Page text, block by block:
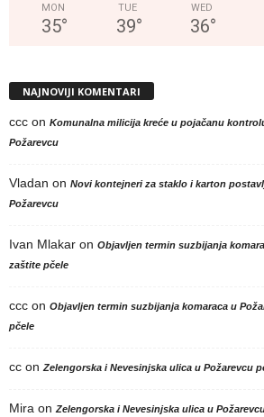
MON
35°
TUE
39°
WED
36°
NAJNOVIJI KOMENTARI
ccc on Komunalna milicija kreće u pojačanu
Požarevcu
Vladan on Novi kontejneri za staklo i karton
Požarevcu
Ivan Mlakar on Objavljen termin suzbijanja
zaštite pčele
ccc on Objavljen termin suzbijanja komaraca u
pčele
cc onZelengorska i Nevesinjska ulica u Požarevcu
Mira onZelengorska i Nevesinjska ulica u